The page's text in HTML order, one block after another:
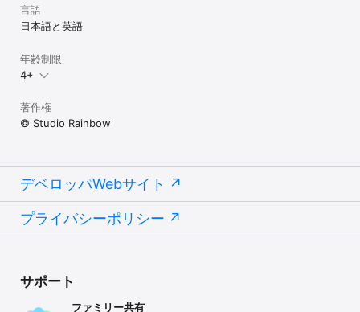
小さなお子さんでも簡単に使えるように、なるべくシンプルな操作
とわかりやすい画面を目指しました。
このアプリが、少しでもあなたの育児の手助けになることを、育児
言語
日本語と英語
年齢制限
4+
著作権
© Studio Rainbow
デベロッパWebサイト
プライバシーポリシー
サポート
ファミリー共有